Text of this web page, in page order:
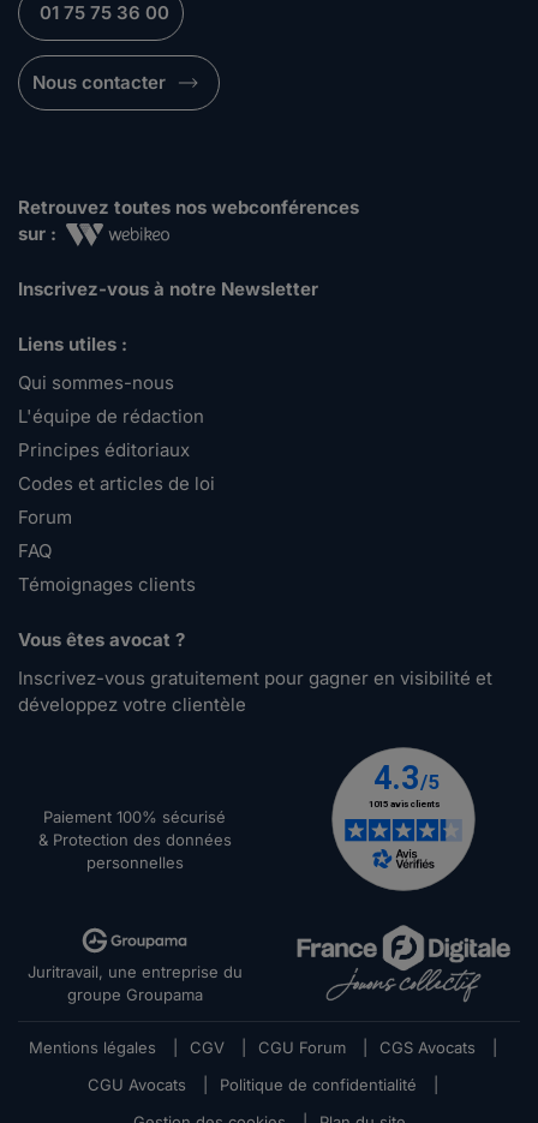
01 75 75 36 00
Nous contacter
Retrouvez toutes nos webconférences
sur :
Inscrivez-vous à notre Newsletter
Liens utiles :
Qui sommes-nous
L'équipe de rédaction
Principes éditoriaux
Codes et articles de loi
Forum
FAQ
Témoignages clients
Vous êtes avocat ?
Inscrivez-vous gratuitement pour gagner en visibilité et
développez votre clientèle
Paiement 100% sécurisé
& Protection des données
personnelles
Juritravail, une entreprise du
groupe Groupama
Mentions légales CGV CGU Forum CGS Avocats
CGU Avocats
Politique de confidentialité